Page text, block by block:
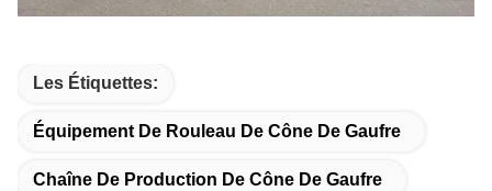
Les Étiquettes:
Équipement De Rouleau De Cône De Gaufre
Chaîne De Production De Cône De Gaufre